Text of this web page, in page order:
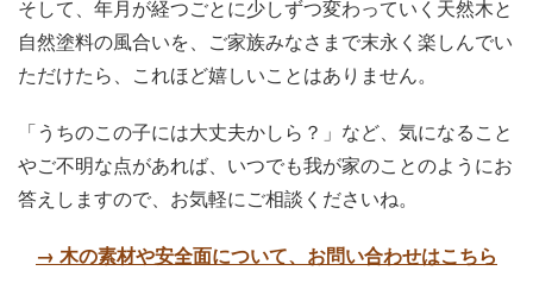
そして、年月が経つごとに少しずつ変わっていく天然木と
自然塗料の風合いを、ご家族みなさまで末永く楽しんでい
ただけたら、これほど嬉しいことはありません。
「うちのこの子には大丈夫かしら？」など、気になること
やご不明な点があれば、いつでも我が家のことのようにお
答えしますので、お気軽にご相談くださいね。
→ 木の素材や安全面について、お問い合わせはこちら